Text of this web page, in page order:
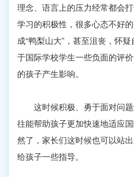
理念、语言上的压力经常都会
学习的积极性，很多心态不好
成“鸭梨山大”，甚至沮丧，怀
于国际学校学生一些负面的评
的孩子产生影响。
这时候积极、勇于面对问
往能帮助孩子更加快速地适应
然了，家长们这时候也可以站
给孩子一些指导。